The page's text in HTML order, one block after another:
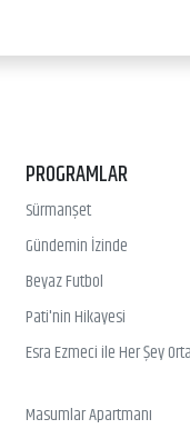
PROGRAMLAR
Sürmanşet
Gündemin İzinde
Beyaz Futbol
Pati'nin Hikayesi
Esra Ezmeci ile Her Şey
Masumlar Apartmanı